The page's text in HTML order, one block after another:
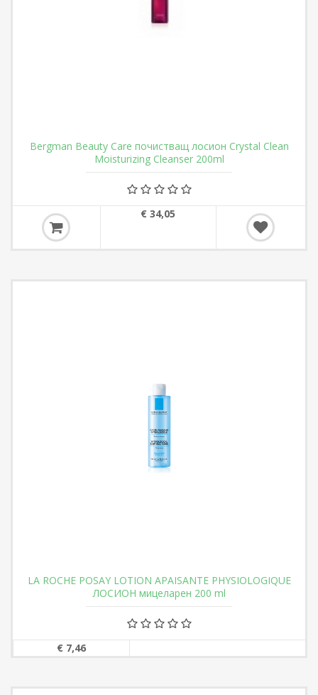
Bergman Beauty Care почистващ лосион Crystal Clean
Moisturizing Cleanser 200ml
€ 34,05
LA ROCHE POSAY LOTION APAISANTE PHYSIOLOGIQUE
ЛОСИОН мицеларен 200 ml
€ 7,46